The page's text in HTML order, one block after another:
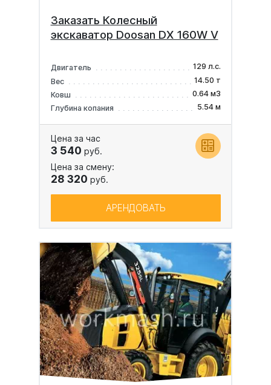
Заказать Колесный
экскаватор Doosan DX 160W V
Двигатель
129 л.с.
Вес
14.50 т
Ковш
0.64 м3
Глубина копания
5.54 м
Цена за час
3 540 руб.
Цена за смену:
28 320 руб.
АРЕНДОВАТЬ